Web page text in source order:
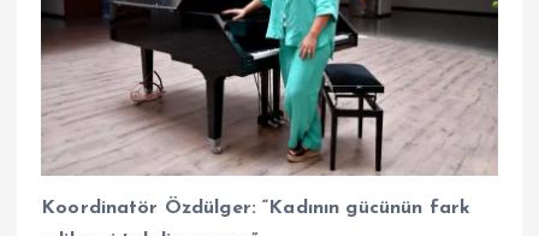
Koordinatör Özdülger: “Kadının gücünün fark